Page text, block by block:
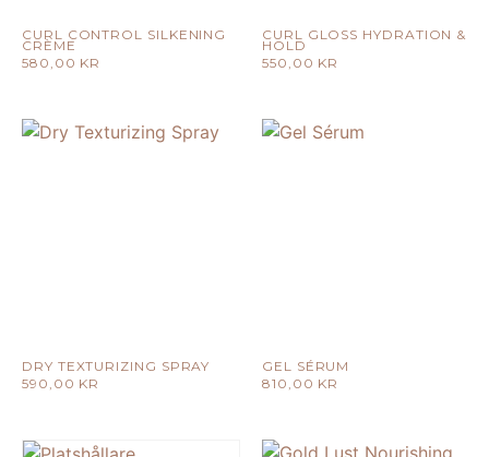
CURL CONTROL SILKENING
CRÈME
580,00 KR
CURL GLOSS HYDRATION &
HOLD
550,00 KR
DRY TEXTURIZING SPRAY
590,00 KR
GEL SÉRUM
810,00 KR